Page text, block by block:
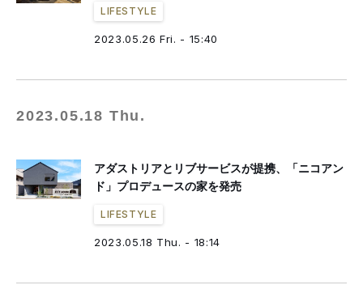
LIFESTYLE
2023.05.26 Fri. - 15:40
2023.05.18 Thu.
アダストリアとリブサービスが提携、「ニコアン
ド」プロデュースの家を発売
LIFESTYLE
2023.05.18 Thu. - 18:14